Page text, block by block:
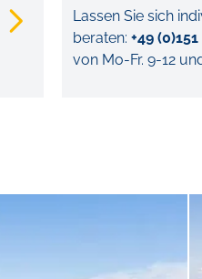
Lassen Sie sich
beraten: +49
von Mo-Fr. 9-12